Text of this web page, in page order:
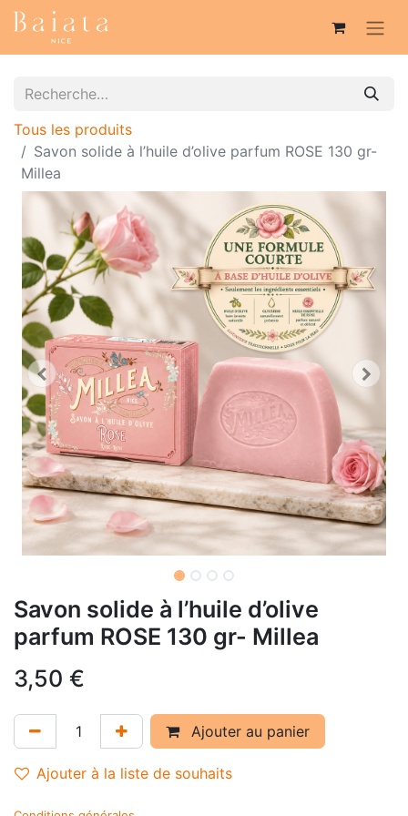
Tous les produits
Savon solide à l’huile d’olive parfum ROSE 130 gr-
Millea
Savon solide à l’huile d’olive
parfum ROSE 130 gr- Millea
3,50 €
Ajouter au panier
Ajouter à la liste de souhaits